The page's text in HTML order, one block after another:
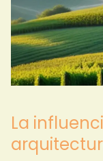
La